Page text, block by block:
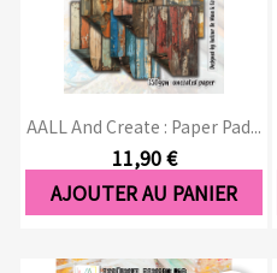
AALL And Create : Paper Pad...
11,90 €
AJOUTER AU PANIER